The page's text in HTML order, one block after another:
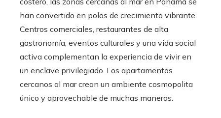
han convertido en polos de crecimiento vibrante.
Centros comerciales, restaurantes de alta
gastronomía, eventos culturales y una vida social
activa complementan la experiencia de vivir en
un enclave privilegiado. Los apartamentos
cercanos al mar crean un ambiente cosmopolita
único y aprovechable de muchas maneras.